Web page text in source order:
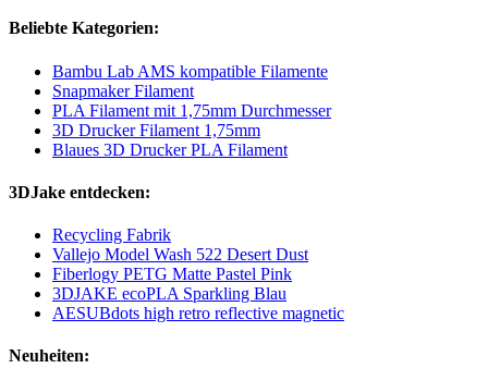
Beliebte Kategorien:
Bambu Lab AMS kompatible Filamente
Snapmaker Filament
PLA Filament mit 1,75mm Durchmesser
3D Drucker Filament 1,75mm
Blaues 3D Drucker PLA Filament
3DJake entdecken:
Recycling Fabrik
Vallejo Model Wash 522 Desert Dust
Fiberlogy PETG Matte Pastel Pink
3DJAKE ecoPLA Sparkling Blau
AESUBdots high retro reflective magnetic
Neuheiten: